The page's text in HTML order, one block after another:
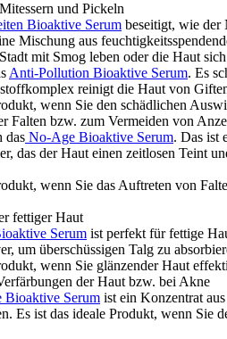
und Pickeln
Bioaktive Serum beseitigt, wie der
Mischung aus
mit Smog leben oder die Haut
Anti-Pollution Bioaktive Serum. Es
reinigt die Haut von
wenn Sie den schädlichen
Falten bzw. zum Vermeiden von
das No-Age Bioaktive Serum. Das ist
das der Haut einen zeitlosen Teint
wenn Sie das Auftreten von
fettiger Haut
Serum ist perfekt für fettige
um überschüssigen Talg zu
wenn Sie glänzender Haut
der Haut bzw. bei Akne
Bioaktive Serum ist ein Konzentrat
Es ist das ideale Produkt, wenn